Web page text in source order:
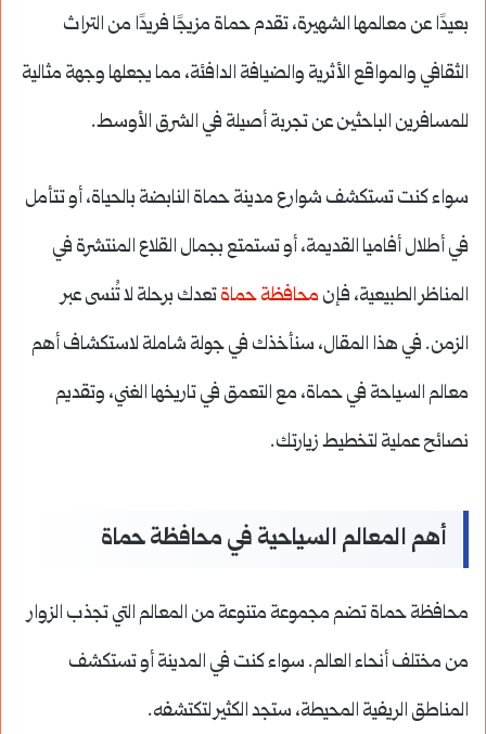
بعيدًا عن معالمها الشهيرة، تقدم حماة مزيجًا فريدًا من التراث
الثقافي والمواقع الأثرية والضيافة الدافئة، مما يجعلها وجهة مثالية
للمسافرين الباحثين عن تجربة أصيلة في الشرق الأوسط.
سواء كنت تستكشف شوارع مدينة حماة النابضة بالحياة، أو تتأمل
في أطلال أفاميا القديمة، أو تستمتع بجمال القلاع المنتشرة في
المناظر الطبيعية، فإن محافظة حماةتعدك برحلة لا تُنسى عبر
الزمن. في هذا المقال، سنأخذك في جولة شاملة لاستكشاف أهم
معالم السياحة في حماة، مع التعمق في تاريخها الغني، وتقديم
نصائح عملية لتخطيط زيارتك.
أهم المعالم السياحية في محافظة حماة
محافظة حماة تضم مجموعة متنوعة من المعالم التي تجذب الزوار
من مختلف أنحاء العالم. سواء كنت في المدينة أو تستكشف
المناطق الريفية المحيطة، ستجد الكثير لتكتشفه.